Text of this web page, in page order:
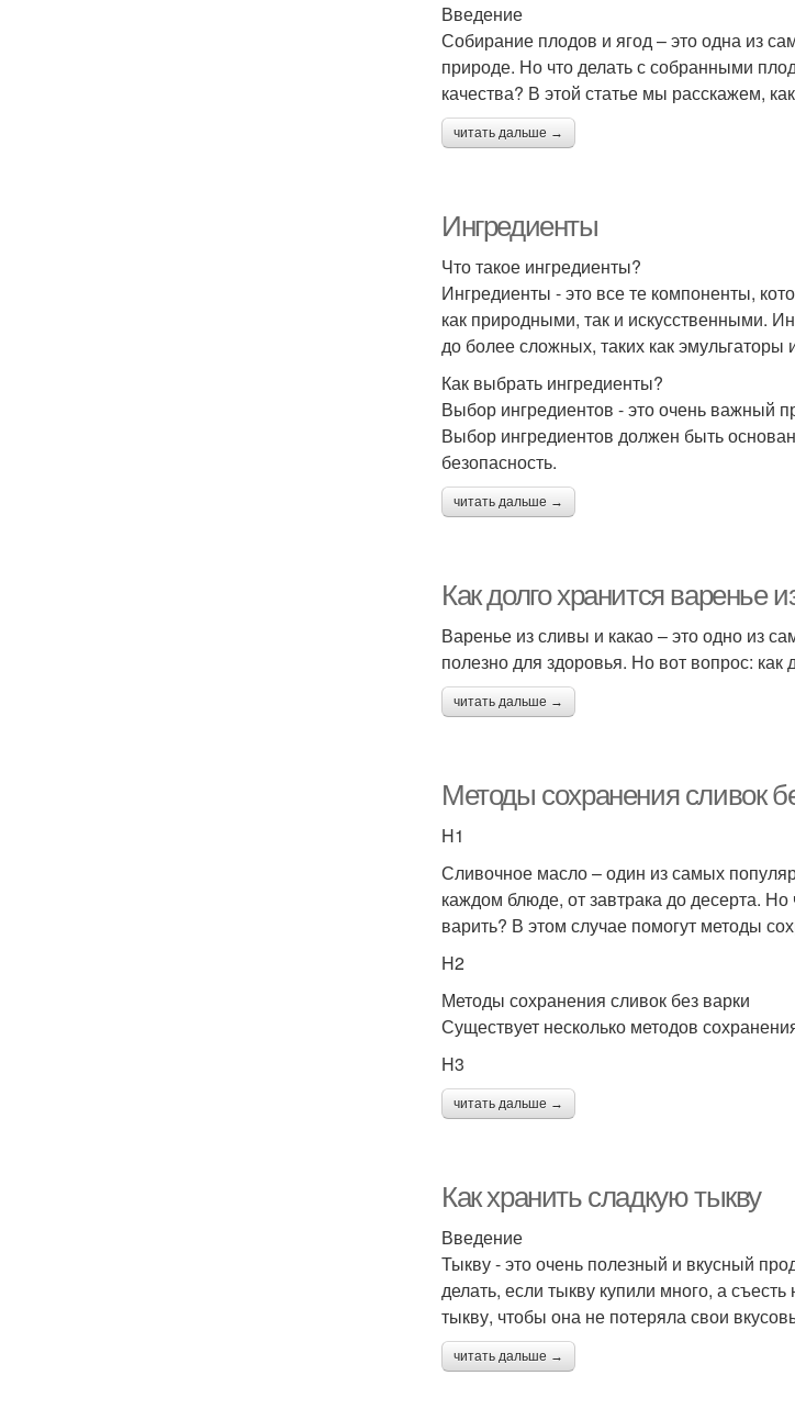
Введение
Собирание плодов и ягод – это одна из
природе. Но что делать с собранными
качества? В этой статье мы расскажем,
читать дальше →
Ингредиенты
Что такое ингредиенты?
Ингредиенты - это все те компоненты,
как природными, так и искусственными.
до более сложных, таких как эмульгаторы
Как выбрать ингредиенты?
Выбор ингредиентов - это очень важный
Выбор ингредиентов должен быть основан
безопасность.
читать дальше →
Как долго хранится варенье
Варенье из сливы и какао – это одно из
полезно для здоровья. Но вот вопрос:
читать дальше →
Методы сохранения сливок
H1
Сливочное масло – один из самых
каждом блюде, от завтрака до десерта.
варить? В этом случае помогут методы
H2
Методы сохранения сливок без варки
Существует несколько методов
H3
читать дальше →
Как хранить сладкую тыкву
Введение
Тыкву - это очень полезный и вкусный
делать, если тыкву купили много, а
тыкву, чтобы она не потеряла свои
читать дальше →